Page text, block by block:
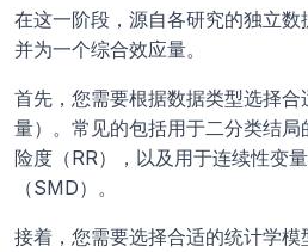
在这一阶段，源自各研究的独立
并为一个综合效应量。
首先，您需要根据数据类型选择
量）。常见的包括用于二分类结
险度（RR），以及用于连续性变
（SMD）。
接着，您需要选择合适的统计学